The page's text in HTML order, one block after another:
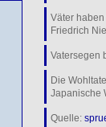
Väter
Friedrich
Vatersegen
Die
Japanische
Quelle: